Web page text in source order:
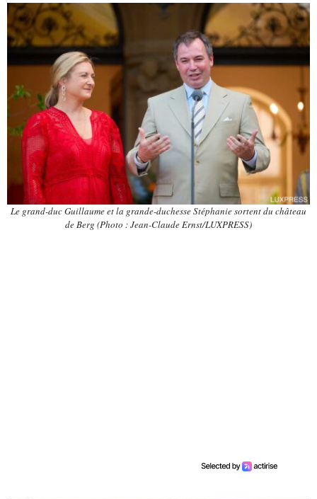
Le grand-duc Guillaume et la grande-duchesse Stéphanie sortent du château
de Berg (Photo : Jean-Claude Ernst/LUXPRESS)